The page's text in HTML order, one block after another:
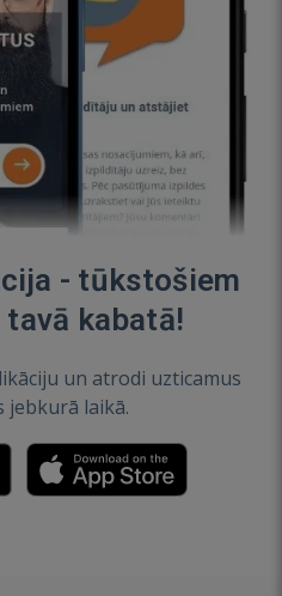
- tūkstošiem
kabatā!
un atrodi uzticamus
jebkurā laikā.